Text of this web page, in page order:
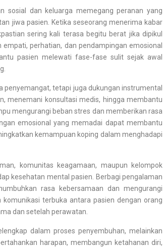
sosial dan keluarga memegang peranan yang
jiwa pasien. Ketika seseorang menerima kabar
sering kali terasa begitu berat jika dipikul
perhatian, dan pendampingan emosional
pasien melewati fase-fase sulit sejak awal
penyemangat, tetapi juga dukungan instrumental
menemani konsultasi medis, hingga membantu
mengurangi beban stres dan memberikan rasa
emosional yang memadai dapat membantu
kemampuan koping dalam menghadapi
komunitas keagamaan, maupun kelompok
kesehatan mental pasien. Berbagi pengalaman
rasa kebersamaan dan mengurangi
terbuka antara pasien dengan orang
dan setelah perawatan.
dalam proses penyembuhan, melainkan
harapan, membangun ketahanan diri,